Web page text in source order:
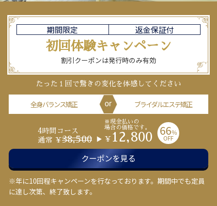
期間限定 返金保証付
初回体験キャンペーン
割引クーポンは発行時のみ有効
たった１回で驚きの変化を体感してください
全身バランス矯正 ブライダルエステ矯正
4時間コース
通常 ￥38,500
※現金払いの
場合の価格です。
￥ 12,800 66％
OFF
クーポンを見る
※年に10回程キャンペーンを行なっております。期間中でも定員
に達し次第、終了致します。